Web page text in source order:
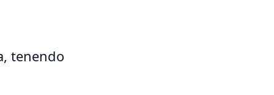
tenendo